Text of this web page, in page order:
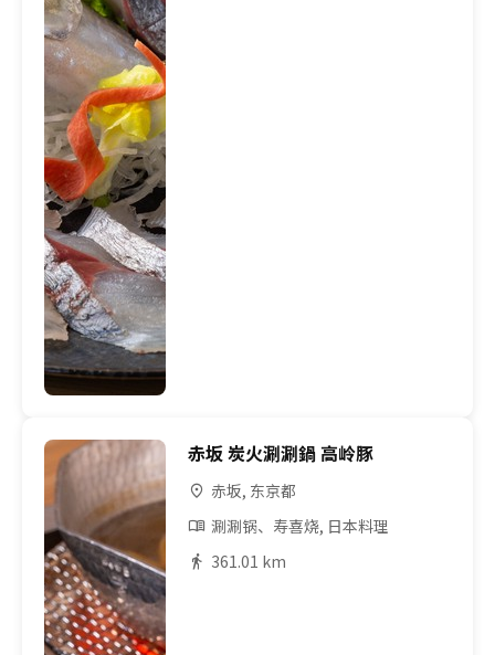
赤坂 炭火涮涮鍋 高岭豚
赤坂, 东京都
涮涮锅、寿喜烧, 日本料理
361.01 km